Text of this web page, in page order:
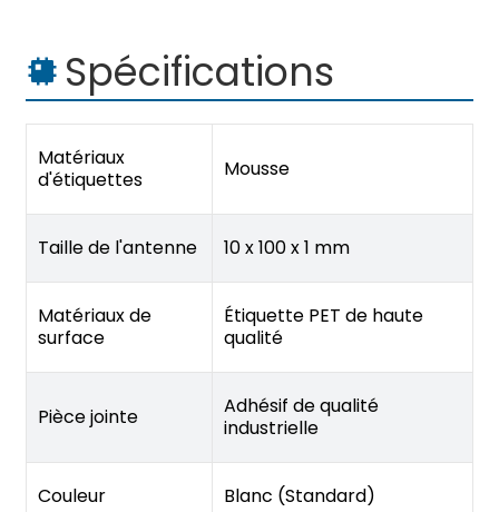
Spécifications
Matériaux
d'étiquettes
Mousse
Taille de l'antenne 10 x 100 x 1 mm
Matériaux de
surface
Étiquette PET de haute
qualité
Pièce jointe
Adhésif de qualité
industrielle
Couleur Blanc (Standard)